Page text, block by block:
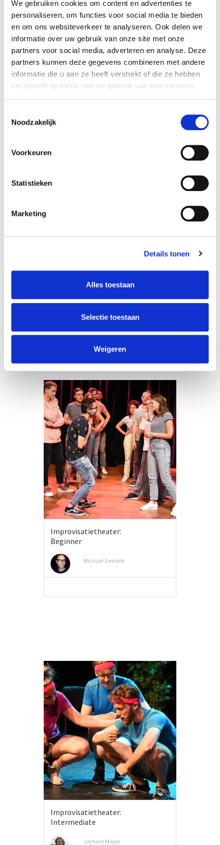
We gebruiken cookies om content en advertenties te
personaliseren, om functies voor social media te bieden
en om ons websiteverkeer te analyseren. Ook delen we
informatie over uw gebruik van onze site met onze
partners voor social media, adverteren en analyse. Deze
partners kunnen deze gegevens combineren met andere
informatie die u aan ze heeft verstrekt of die ze hebben
verzameld op basis van uw gebruik van hun services.
Noodzakelijk
Voorkeuren
Statistieken
Marketing
Details tonen
Alles toestaan
Selectie toestaan
Weigeren
Improvisatietheater:
Beginner
Michael Geesink
Improvisatietheater:
Intermediate
Jochem Meijer